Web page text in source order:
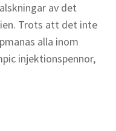
av det
Trots att det inte
alla inom
injektionspennor,